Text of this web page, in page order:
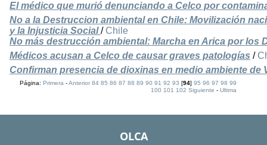
El médico que murió denunciando a Celco por
No a la Destruccion ambiental en Chile: Movilización
y la Injusticia Social/ Chile
No más destrucción ambiental: Marcha en Arica por los
Médicos acusan a Celco de causar graves patologías /
Confirman presencia de dioxinas en medio ambiente de
Página:Primera -Anterior 84 85 86 87 88 89 90 91 92 93 [94]95 96 97 98 99
100 101 102 Siguiente -Ultima
OLCA